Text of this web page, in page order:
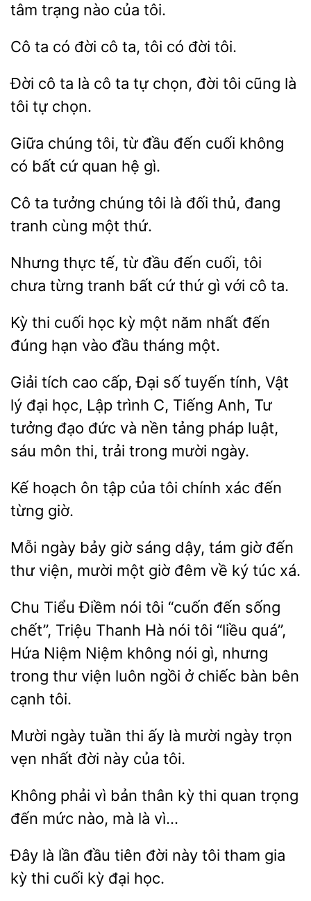
tâm trạng nào của tôi.
Cô có đời ta, có đời tôi.
cô ta là cô ta tự chọn,
tôi cũng là
tự chọn.
Giữa chúng tôi, từ đầu đến
có bất cứ quan hệ
Cô ta chúng tôi là đối
đang
tranh cùng một
Nhưng thực tế, từ đến
tôi
chưa từng tranh bất cứ thứ gì với
ta.
Kỳ thi cuối học một năm
đến
đúng hạn vào đầu
một.
Giải tích cao cấp, Đại số tuyến tính, Vật
lý đại học, Lập trình C, Tiếng Anh, Tư
tưởng đạo đức và nền
pháp luật,
sáu môn
trong mười ngày.
hoạch ôn tập của tôi chính xác
giờ.
Mỗi ngày bảy giờ sáng dậy, tám giờ đến
thư viện,
một đêm ký túc xá.
Chu Tiểu Điềm
tôi “cuốn đến
chết”, Triệu Thanh
nói tôi “liều quá”,
Hứa Niệm Niệm không nói gì, nhưng
trong thư viện luôn ngồi ở chiếc bàn bên
cạnh tôi.
Mười ngày tuần thi ấy là mười ngày
vẹn nhất
này tôi.
Không bản thân
thi quan trọng
đến mức nào, mà là vì…
là lần đầu tiên
này tôi tham gia
kỳ thi cuối
đại học.